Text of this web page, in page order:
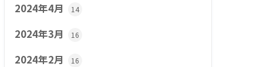
2024年4月 14
2024年3月 16
2024年2月 16